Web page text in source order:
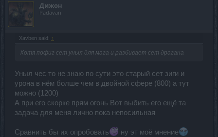
Дижон
Padavan
Xavben said: ↑
Хотя пофиг сет уныл для мага и разбивает сет драгана
Уныл чес то не знаю по сути это старый сет зиги и
урона в нём болше чем в двойной сфере (800) а тут
можно (1200)
А при его скорке прям огонь Вот выбить его ещё та
задача для меня лично пока непосильная
Сравнить бы их опробовать ну эт моё мнение